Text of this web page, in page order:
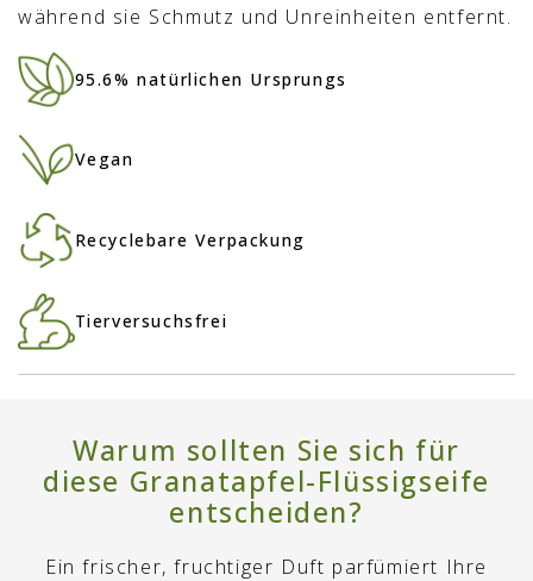
während sie Schmutz und Unreinheiten entfernt.
95.6% natürlichen Ursprungs
Vegan
Recyclebare Verpackung
Tierversuchsfrei
Warum sollten Sie sich für
diese Granatapfel-Flüssigseife
entscheiden?
Ein frischer, fruchtiger Duft parfümiert Ihre